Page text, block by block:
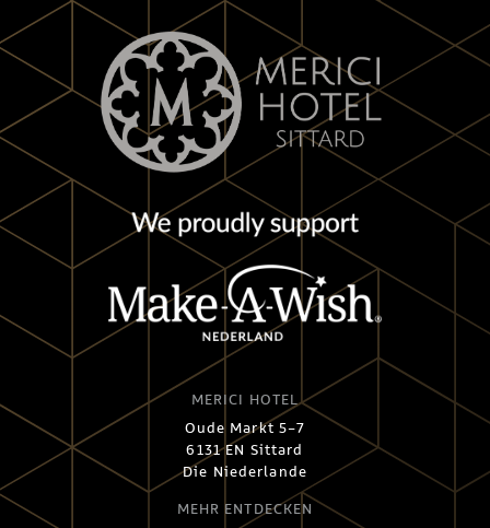
MERICI HOTEL
Oude Markt 5-7
6131 EN Sittard
Die Niederlande
MEHR ENTDECKEN